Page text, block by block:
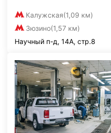
Калужская(1,09 км)
Зюзино(1,57 км)
Научный п-д, 14А, стр.8